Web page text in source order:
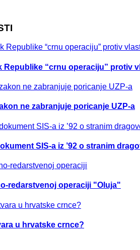
Republike “crnu operaciju” protiv
ne zabranjuje poricanje UZP-a
SIS-a iz ’92 o stranim
redarstvenoj operaciji "Oluja"
u hrvatske crnce?